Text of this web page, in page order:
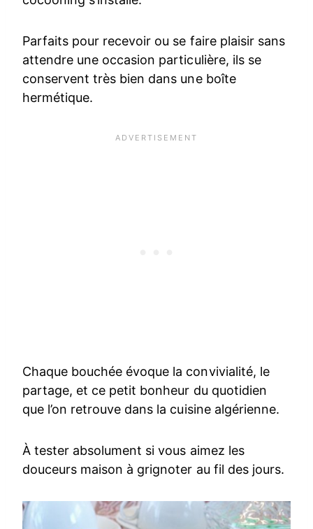
Parfaits pour recevoir ou se faire plaisir sans
attendre une occasion particulière, ils se
conservent très bien dans une boîte
hermétique.
Chaque bouchée évoque la convivialité, le
partage, et ce petit bonheur du quotidien
que l’on retrouve dans la cuisine algérienne.
À tester absolument si vous aimez les
douceurs maison à grignoter au fil des jours.